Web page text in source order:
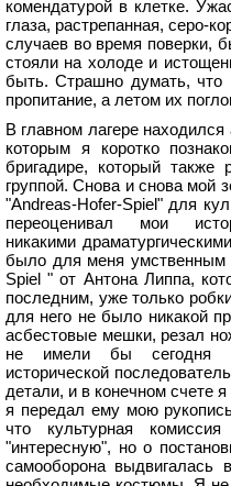
комендатурой в клетке.
глаза, растрепанная, серо-
случаев во время поверки,
стояли на холоде и
быть. Страшно думать,
пропитание, а летом их
В главном лагере
которым я коротко
бригадире, который
группой. Снова и снова мой
"Andreas-Hofer-Spiel" для
переоценивал мои
никакими
было для меня умственным
Spiel " от Антона Липпа,
последним, уже только
для него не было никакой
асбестовые мешки, резал
не имели бы сегодня
исторической
детали, и в конечном счете
я передал ему мою
что культурная
"интересную", но о
самооборона